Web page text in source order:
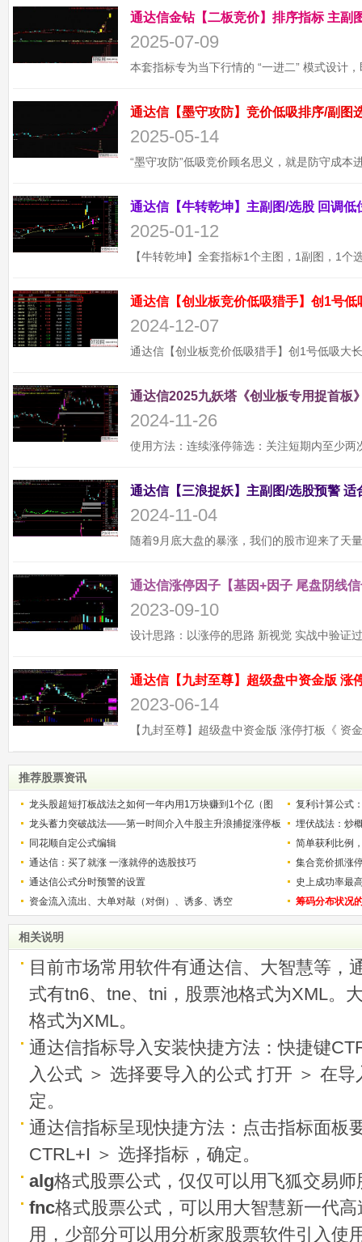
2025-07-09
2025-05-14
2025-01-12
通达信【创业板竞价低吸猎手】创1号
2024-12-07
通达信2025九妖塔《创业板专用捉首板
2024-11-26
2024-11-04
通达信涨停因子【基因+因子 尾盘阴线
2023-09-10
2023-06-14
推荐股票资讯
龙头股超短打板战法之如何一年内用1万块赚到1个亿（图
解）
复利计算公式
少？
龙头蓄力突破战法——第一时间介入牛股主升浪捕捉涨停板
的技巧（图解）
埋伏战法：炒
同花顺自定公式编辑
简单获利比例
用
通达信：买了就涨 一涨就停的选股技巧
集合竞价抓涨
通达信公式分时预警的设置
史上成功率最
称选股法宝！
资金流入流出、大单对敲（对倒）、诱多、诱空 筹码分布状况
相关说明
目前市场常用软件有通达信、大智慧等，
式有tn6、tne、tni，股票池格式为XML。
格式为XML。
通达信指标导入安装快捷方法：快捷键
入公式 ＞ 选择要导入的公式 打开 ＞ 在
定。
通达信指标呈现快捷方法：点击指标面板
CTRL+I ＞ 选择指标，确定。
alg格式股票公式，仅仅可以用飞狐交易
fnc格式股票公式，可以用大智慧新一代
用，少部分可以用分析家股票软件引入使